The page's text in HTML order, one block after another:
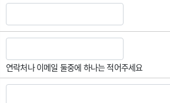
연락처나 이메일 둘중에 하나는 적어주세요